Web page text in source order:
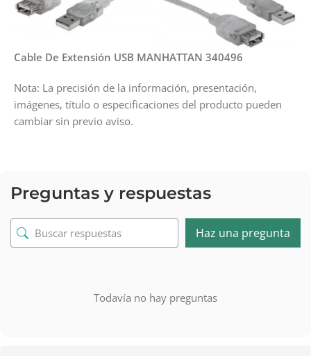
Cable De Extensión USB MANHATTAN 340496
Nota: La precisión de la información, presentación,
imágenes, título o especificaciones del producto pueden
cambiar sin previo aviso.
Preguntas y respuestas
Haz una pregunta
Todavía no hay preguntas